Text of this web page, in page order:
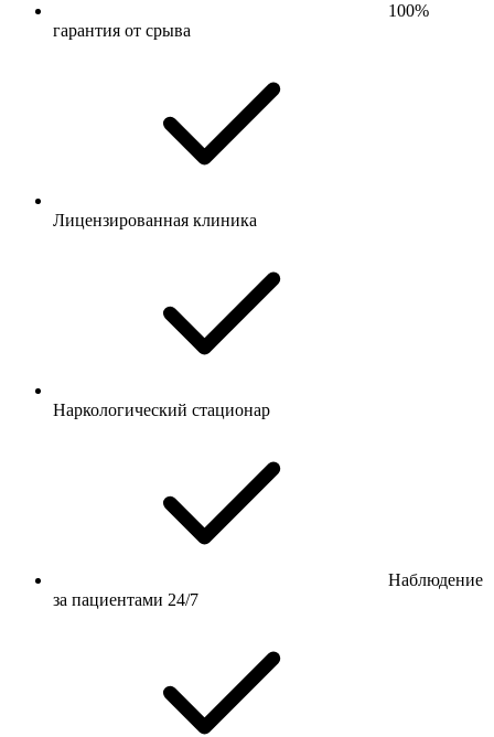
100%
гарантия от срыва
Лицензированная клиника
Наркологический стационар
Наблюдение
за пациентами 24/7